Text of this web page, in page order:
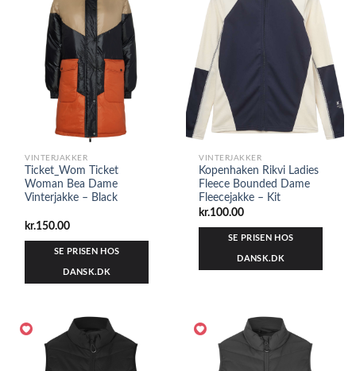
VINTERJAKKER
Ticket_Wom Ticket
Woman Bea Dame
Vinterjakke – Black
kr.150.00
SE PRISEN HOS
DANSK.DK
VINTERJAKKER
Kopenhaken Rikvi Ladies
Fleece Bounded Dame
Fleecejakke – Kit
kr.100.00
SE PRISEN HOS
DANSK.DK